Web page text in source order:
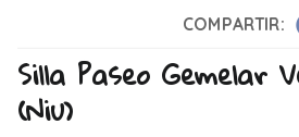
COMPARTIR:
Silla Paseo Gemelar
(Niu)